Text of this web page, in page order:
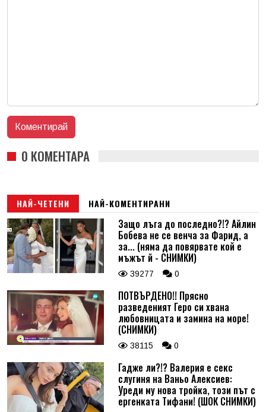
0 КОМЕНТАРА
НАЙ-ЧЕТЕНИ НАЙ-КОМЕНТИРАНИ
Защо лъга до последно?!? Айлин
Бобева не се венча за Фарид, а
за... (няма да повярвате кой е
мъжът й - СНИМКИ)
39277 0
ПОТВЪРДЕНО!! Прясно
разведеният Геро си хвана
любовницата и замина на море!
(СНИМКИ)
38115 0
Гадже ли?!? Валерия е секс
слугиня на Ваньо Алексиев:
Уреди му нова тройка, този път с
ергенката Тифани! (ШОК СНИМКИ)